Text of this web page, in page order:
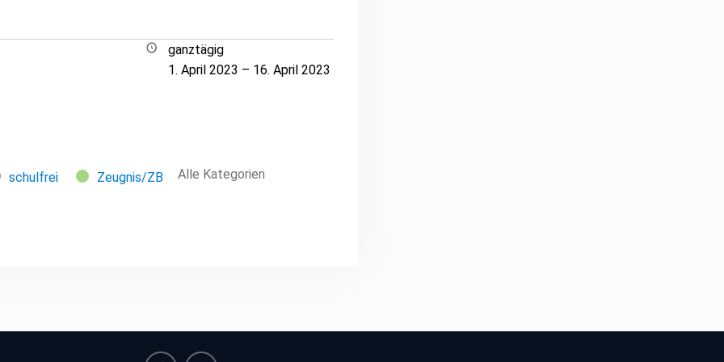
ganztägig
1. April 2023 – 16. April 2023
schulfrei Zeugnis/ZB Alle Kategorien